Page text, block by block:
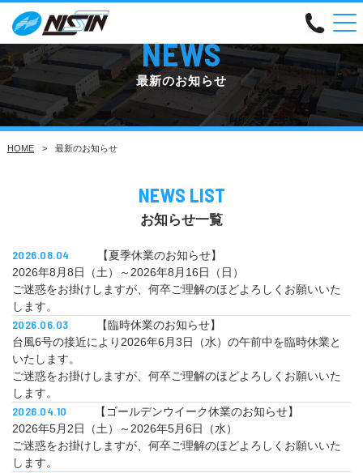
NEWS
最新のお知らせ
HOME 最新のお知らせ
NEWS LIST
お知らせ一覧
2026.08.04
【夏季休業のお知らせ】
2026年8月8日（土）～2026年8月16日（日）
ご迷惑をお掛けしますが、何卒ご理解のほどよろしくお願いいた
します。
2026.06.03
【臨時休業のお知らせ】
台風6号の接近により2026年6月3日（水）の午前中を臨時休業と
いたします。
ご迷惑をお掛けしますが、何卒ご理解のほどよろしくお願いいた
します。
2026.04.10
【ゴールデンウイーク休業のお知らせ】
2026年5月2日（土）～2026年5月6日（水）
ご迷惑をお掛けしますが、何卒ご理解のほどよろしくお願いいた
します。